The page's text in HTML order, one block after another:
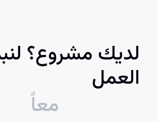
لديك مشروع؟
العمل
معاً